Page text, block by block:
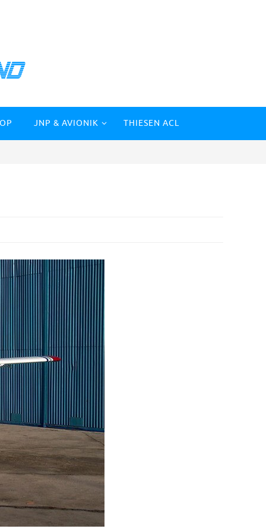
JNP & AVIONIK THIESEN ACL